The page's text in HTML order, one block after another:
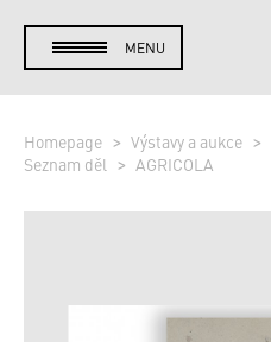
MENU
Homepage Výstavy a aukce
Seznam děl
AGRICOLA